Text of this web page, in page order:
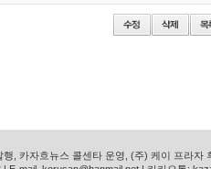
, 카자흐뉴스 콜센타 운영, (주) 케이 프라자